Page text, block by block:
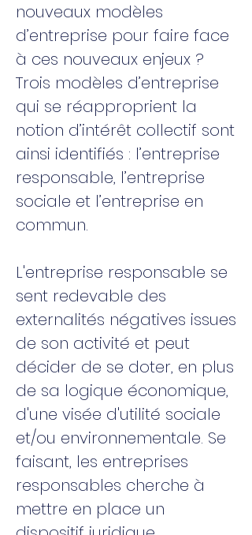
nouveaux modèles
d’entreprise pour faire face
à ces nouveaux enjeux ?
Trois modèles d’entreprise
qui se réapproprient la
notion d’intérêt collectif sont
ainsi identifiés : l’entreprise
responsable, l’entreprise
sociale et l’entreprise en
commun.
L'entreprise responsable se
sent redevable des
externalités négatives issues
de son activité et peut
décider de se doter, en plus
de sa logique économique,
d'une visée d'utilité sociale
et/ou environnementale. Se
faisant, les entreprises
responsables cherche à
mettre en place un